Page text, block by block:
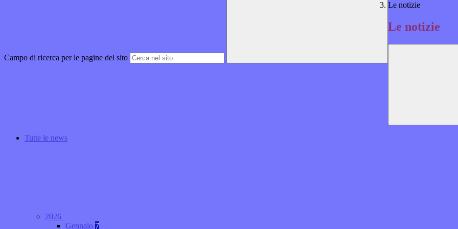
Campo di ricerca per le pagine del sito
Le notizie
Le notizie
Tutte le news
2026
Gennaio 7